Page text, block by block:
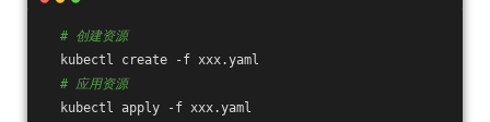
# 创建资源
kubectl create -f xxx.yaml
# 应用资源
kubectl apply -f xxx.yaml